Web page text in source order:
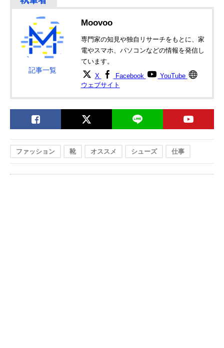
記事一覧
Moovoo
専門家の知見や独自リサーチをもとに、家
電やスマホ、パソコンなどの情報を発信し
ています。
X Facebook
YouTube
ウェブサイト
ファッション 靴 オススメ シューズ 仕事